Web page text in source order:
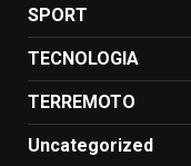
SPORT
TECNOLOGIA
TERREMOTO
Uncategorized